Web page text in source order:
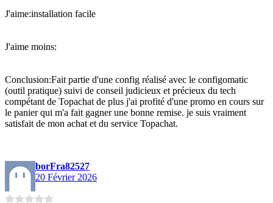
J'aime:installation facile
J'aime moins:
Conclusion:Fait partie d'une config réalisé avec le configomatic
(outil pratique) suivi de conseil judicieux et précieux du tech
compétant de Topachat de plus j'ai profité d'une promo en cours sur
le panier qui m'a fait gagner une bonne remise. je suis vraiment
satisfait de mon achat et du service Topachat.
borFra82527
20 Février 2026